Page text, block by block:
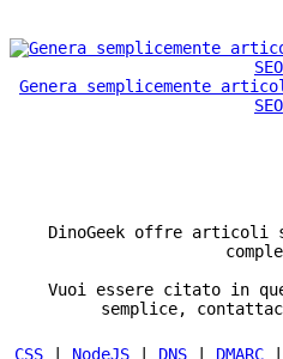
Genera semplicemente
SEO
DinoGeek offre articoli
Vuoi essere citato in
semplice,
CSS NodeJS DNS DMARC